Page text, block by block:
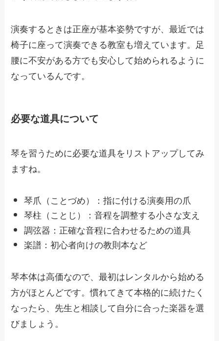
演奏するときは正座が基本姿勢ですが、最近では
椅子に座って演奏できる教室も増えています。足
腰に不安がある方でも安心して始められるように
なっているんです。
必要な道具について
琴を習うために必要な道具をリストアップしてみ
ますね。
琴爪（ことづめ）：指に付ける演奏用の爪
琴柱（ことじ）：音程を調整する小さな支え
調弦器：正確な音程に合わせるための道具
楽譜：初心者向けの教則本など
琴本体は高価なので、最初はレンタルから始める
方がほとんどです。慣れてきて本格的に続けたく
なったら、先生と相談して自分に合った楽器を選
びましょう。